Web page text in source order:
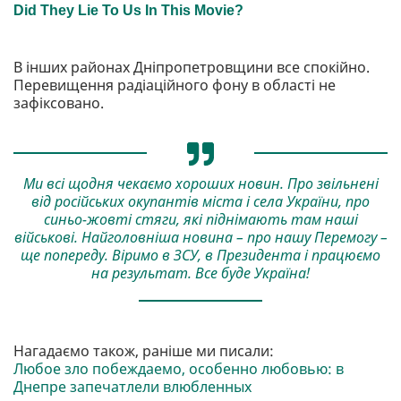
В інших районах Дніпропетровщини все спокійно.
Перевищення радіаційного фону в області не
зафіксовано.
Ми всі щодня чекаємо хороших новин. Про звільнені
від російських окупантів міста і села України, про
синьо-жовті стяги, які піднімають там наші
військові. Найголовніша новина – про нашу Перемогу –
ще попереду. Віримо в ЗСУ, в Президента і працюємо
на результат. Все буде Україна!
Нагадаємо також, раніше ми писали:
Любое зло побеждаемо, особенно любовью: в
Днепре запечатлели влюбленных